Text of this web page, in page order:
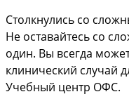
Столкнулись со
Не оставайтесь со
один. Вы всегда
клинический случай
Учебный центр ОФС.